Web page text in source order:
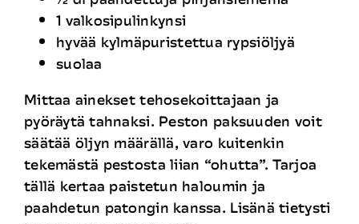
1 valkosipulinkynsi
hyvää kylmäpuristettua rypsiöljyä
suolaa
Mittaa ainekset tehosekoittajaan ja
pyöräytä tahnaksi. Peston paksuuden voit
säätää öljyn määrällä, varo kuitenkin
tekemästä pestosta liian “ohutta”. Tarjoa
tällä kertaa paistetun haloumin ja
paahdetun patongin kanssa. Lisänä tietysti